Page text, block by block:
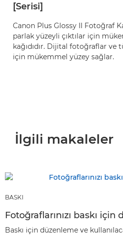
[Serisi]
Canon Plus Glossy II Fotoğraf
parlak yüzeyli çıktılar için
kağıdıdır. Dijital fotoğraflar ve
için mükemmel yüzey sağlar.
İlgili makaleler
BASKI
Fotoğraflarınızı baskı
Baskı için düzenleme ve